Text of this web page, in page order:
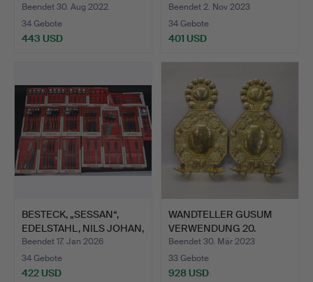
1954.
Beendet 30. Aug 2022
34 Gebote
443 USD
SILBER.
Beendet 2. Nov 2023
34 Gebote
401 USD
BESTECK, „SESSAN“,
EDELSTAHL, NILS JOHAN,
…
Beendet 17. Jan 2026
34 Gebote
422 USD
WANDTELLER GUSUM
VERWENDUNG 20.
JAHRHUNDER…
Beendet 30. Mär 2023
33 Gebote
928 USD